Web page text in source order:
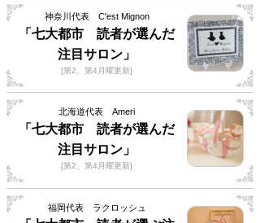
神奈川代表 C'est Mignon
「七大都市 読者が選んだ
注目サロン」
[第2、第4月曜更新]
北海道代表 Ameri
「七大都市 読者が選んだ
注目サロン」
[第2、第4月曜更新]
福岡代表 ラクロッシュ